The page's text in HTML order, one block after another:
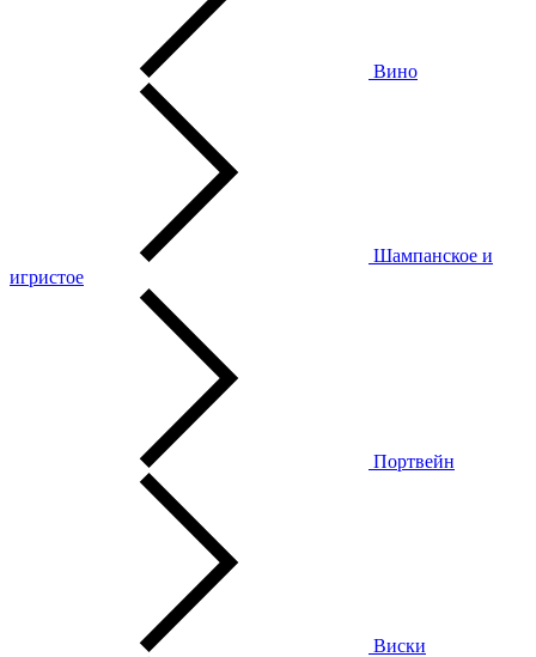
Вино
Шампанское и
игристое
Портвейн
Виски